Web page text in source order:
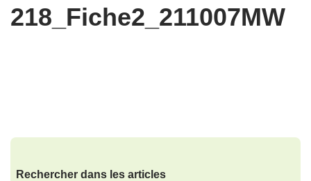
218_Fiche2_211007MW
Rechercher dans les articles